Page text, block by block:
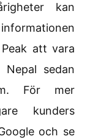
kan
att vara
sedan
För mer
kunders
och se